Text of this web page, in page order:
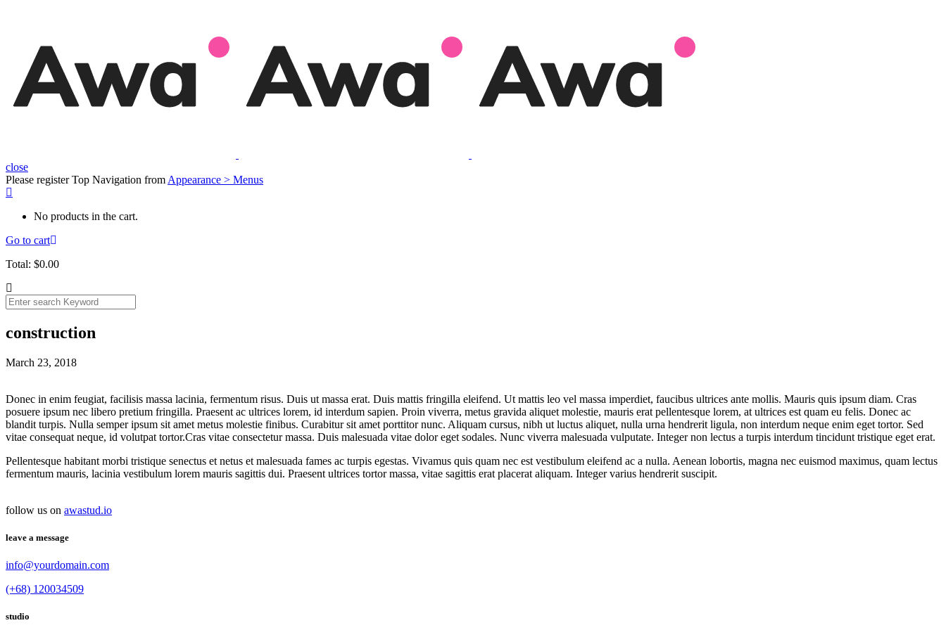
close
Please register Top Navigation from Appearance > Menus
No products in the cart.
Go to cart
Total: $0.00
construction
March 23, 2018
Donec in enim feugiat, facilisis massa lacinia, fermentum risus. Duis ut massa erat. Duis mattis fringilla eleifend. Ut mattis leo vel massa imperdiet, faucibus ultrices ante mollis. Mauris quis ipsum diam. Cras
posuere ipsum nec libero pretium fringilla. Praesent ac ultrices lorem, id interdum sapien. Proin viverra, metus gravida aliquet molestie, mauris erat pellentesque lorem, at ultrices est quam eu felis. Donec ac
blandit turpis. Nulla semper ipsum sit amet metus molestie finibus. Curabitur sit amet porttitor nunc. Aliquam cursus, nibh ut luctus aliquet, nulla urna hendrerit ligula, non interdum neque enim eget tortor. Sed
vitae consequat neque, id volutpat tortor.Cras vitae consectetur massa. Duis malesuada vitae dolor eget sodales. Nunc viverra malesuada vulputate. Integer non lectus a turpis interdum tincidunt tristique eget erat.
Pellentesque habitant morbi tristique senectus et netus et malesuada fames ac turpis egestas. Vivamus quis quam nec est vestibulum eleifend ac a nulla. Aenean lobortis, magna nec euismod maximus, quam lectus
fermentum mauris, lacinia vestibulum lorem mauris sagittis dui. Praesent ultrices tortor massa, vitae sagittis erat placerat aliquam. Integer varius hendrerit suscipit.
follow us on awastud.io
leave a message
info@yourdomain.com
(+68) 120034509
studio